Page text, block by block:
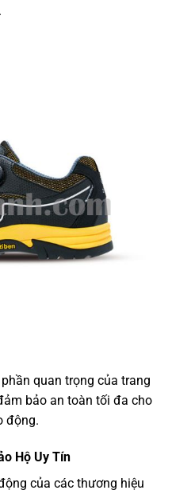
quan trọng của trang
bảo an toàn tối đa cho
động.
Hộ Uy Tín
của các thương hiệu